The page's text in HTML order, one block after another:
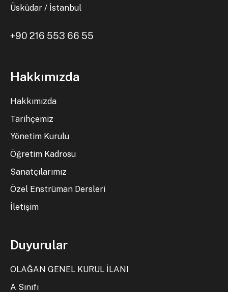
Üsküdar / İstanbul
+90 216 553 66 55
Hakkımızda
Hakkımızda
Tarihçemiz
Yönetim Kurulu
Öğretim Kadrosu
Sanatçılarımız
Özel Enstrüman Dersleri
İletişim
Duyurular
OLAĞAN GENEL KURUL İLANI
A Sınıfı